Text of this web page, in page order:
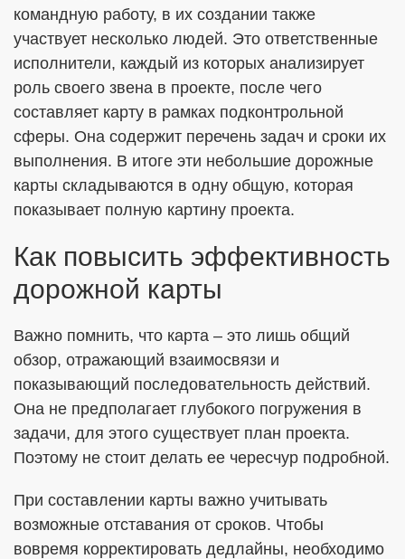
командную работу, в их создании также
участвует несколько людей. Это ответственные
исполнители, каждый из которых анализирует
роль своего звена в проекте, после чего
составляет карту в рамках подконтрольной
сферы. Она содержит перечень задач и сроки их
выполнения. В итоге эти небольшие дорожные
карты складываются в одну общую, которая
показывает полную картину проекта.
Как повысить эффективность
дорожной карты
Важно помнить, что карта – это лишь общий
обзор, отражающий взаимосвязи и
показывающий последовательность действий.
Она не предполагает глубокого погружения в
задачи, для этого существует план проекта.
Поэтому не стоит делать ее чересчур подробной.
При составлении карты важно учитывать
возможные отставания от сроков. Чтобы
вовремя корректировать дедлайны, необходимо